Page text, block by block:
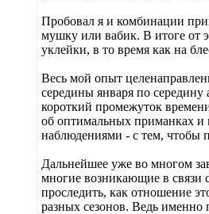
Пробовал я и комбинации
мушку или вабик. В итоге от
уклейки, в то время как на
Весь мой опыт
середины января по середину
короткий промежуток
об оптимальных приманках и
наблюдениями - с тем, чтобы
Дальнейшее уже во многом
многие возникающие в связи
проследить, как отношение
разных сезонов. Ведь именно